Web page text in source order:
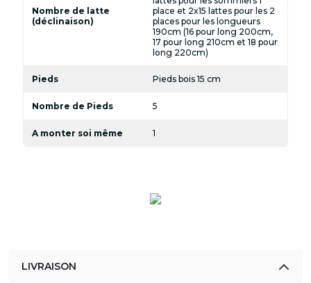
Nombre de latte
(déclinaison)
place et 2x15 lattes pour les 2
places pour les longueurs
190cm (16 pour long 200cm,
17 pour long 210cm et 18 pour
long 220cm)
Pieds Pieds bois 15 cm
Nombre de Pieds 5
A monter soi même 1
LIVRAISON